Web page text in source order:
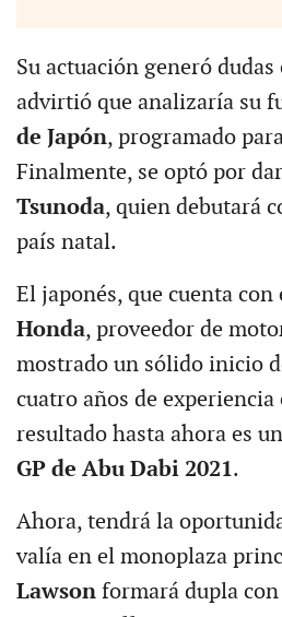
Su actuación generó
advirtió que analizaría su
de Japón, programado
Finalmente, se optó por
Tsunoda, quien debutará
país natal.
El japonés, que cuenta con
Honda, proveedor de
mostrado un sólido inicio
cuatro años de experiencia
resultado hasta ahora es
GP de Abu Dabi 2021.
Ahora, tendrá la
valía en el monoplaza
Lawson formará dupla con